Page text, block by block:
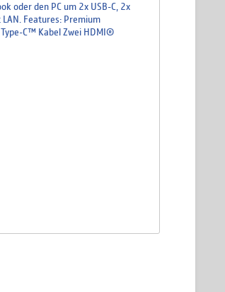
oder den PC um 2x USB-C, 2x
Features: Premium
C™ Kabel Zwei HDMI®